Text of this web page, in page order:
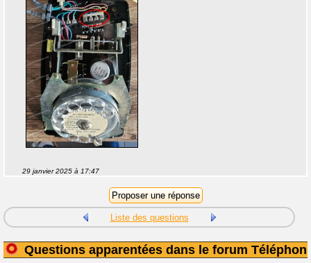
29 janvier 2025 à 17:47
Liste des questions
Questions apparentées dans le forum